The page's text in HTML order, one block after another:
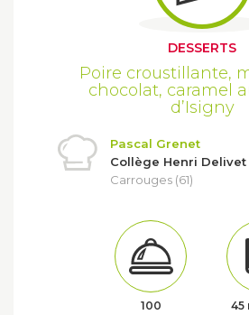
DESSERTS
Poire croustillante,
chocolat, caramel
d’Isigny
Pascal Grenet
Collège Henri Delivet
Carrouges (61)
100
45